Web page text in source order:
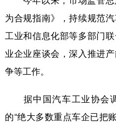
为合规指南》，持续规范
工业和信息化部等多部门
业企业座谈会，深入推进
争等工作。
据中国汽车工业协会
的“绝大多数重点车企已把